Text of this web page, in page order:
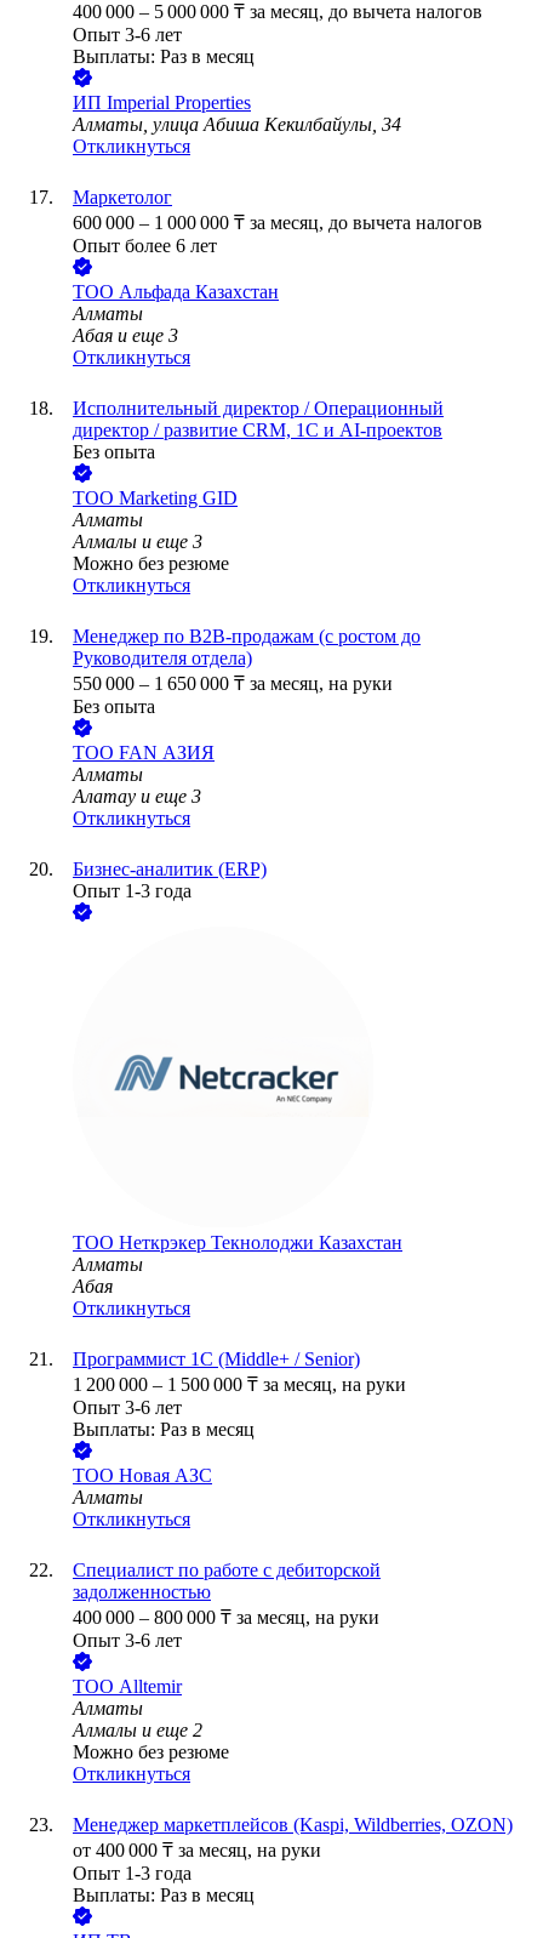
400 000 – 5 000 000 ₸ за месяц, до вычета налогов
Опыт 3-6 лет
Выплаты: Раз в месяц
ИП Imperial Properties
Алматы, улица Абиша Кекилбайулы, 34
Откликнуться
Маркетолог
600 000 – 1 000 000 ₸ за месяц, до вычета налогов
Опыт более 6 лет
ТОО Альфада Казахстан
Алматы
Абая и еще 3
Откликнуться
Исполнительный директор / Операционный
директор / развитие CRM, 1С и AI-проектов
Без опыта
ТОО Marketing GID
Алматы
Алмалы и еще 3
Можно без резюме
Откликнуться
Менеджер по B2B-продажам (с ростом до
Руководителя отдела)
550 000 – 1 650 000 ₸ за месяц, на руки
Без опыта
ТОО FAN АЗИЯ
Алматы
Алатау и еще 3
Откликнуться
Бизнес-аналитик (ERP)
Опыт 1-3 года
ТОО Неткрэкер Текнолоджи Казахстан
Алматы
Абая
Откликнуться
Программист 1С (Middle+ / Senior)
1 200 000 – 1 500 000 ₸ за месяц, на руки
Опыт 3-6 лет
Выплаты: Раз в месяц
ТОО Новая АЗС
Алматы
Откликнуться
Специалист по работе с дебиторской
задолженностью
400 000 – 800 000 ₸ за месяц, на руки
Опыт 3-6 лет
ТОО Alltemir
Алматы
Алмалы и еще 2
Можно без резюме
Откликнуться
Менеджер маркетплейсов (Kaspi, Wildberries, OZON)
от 400 000 ₸ за месяц, на руки
Опыт 1-3 года
Выплаты: Раз в месяц